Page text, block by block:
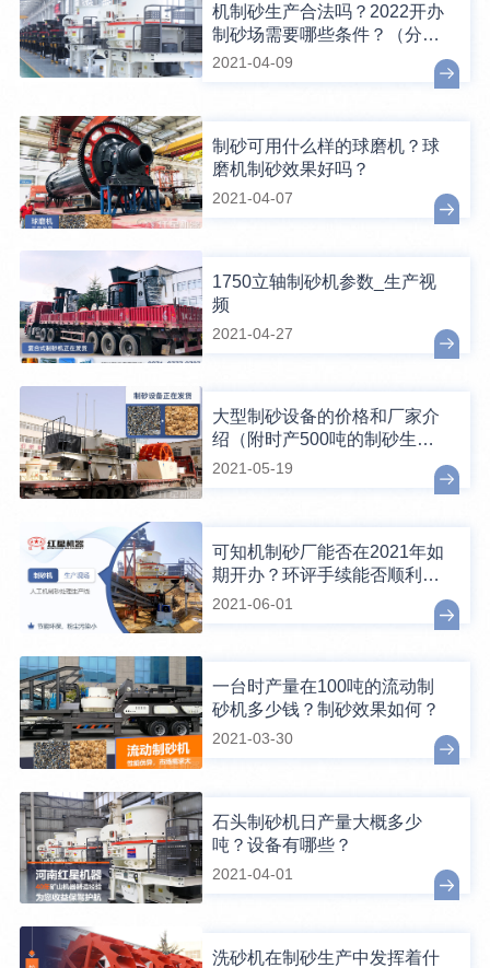
机制砂生产合法吗？2022开办
制砂场需要哪些条件？（分享
盘点）
2021-04-09
制砂可用什么样的球磨机？球
磨机制砂效果好吗？
2021-04-07
1750立轴制砂机参数_生产视
频
2021-04-27
大型制砂设备的价格和厂家介
绍（附时产500吨的制砂生产
线案例）
2021-05-19
可知机制砂厂能否在2021年如
期开办？环评手续能否顺利通
过？
2021-06-01
一台时产量在100吨的流动制
砂机多少钱？制砂效果如何？
2021-03-30
石头制砂机日产量大概多少
吨？设备有哪些？
2021-04-01
洗砂机在制砂生产中发挥着什